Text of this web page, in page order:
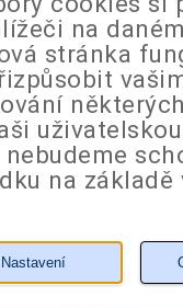
na
stránka
nebudeme
na
Nastavení